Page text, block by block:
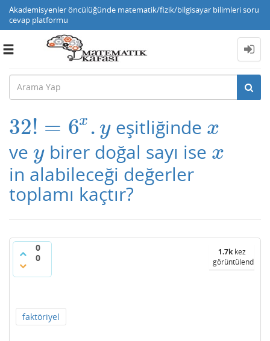
Akademisyenler öncülüğünde matematik/fizik/bilgisayar bilimleri soru
cevap platformu
Toggle
32! = 6x . y
32!= 6x .y eşitliğinde x
x
ve y
ybirer doğal sayı ise x
x
in alabileceği değerler
toplamı kaçtır?
0
0
1.7kkez
görüntülendi
faktöriyel